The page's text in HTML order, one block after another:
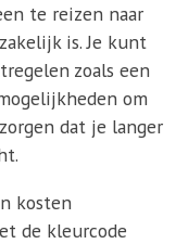
te reizen naar
is. Je kunt
zoals een
om
dat je langer
kosten
de kleurcode